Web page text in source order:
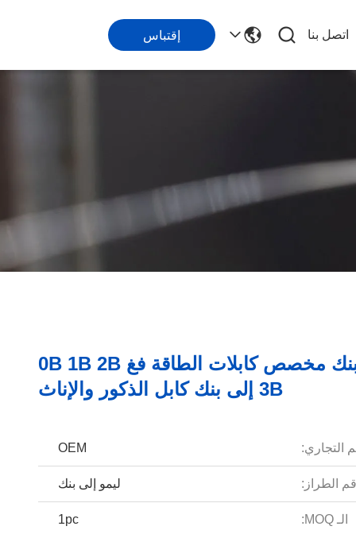
اتصل بنا إقتباس
ليمو إلى بنك مخصص كابلات الطاقة فغ 0B 1B 2B
3B إلى بنك كابل الذكور والإناث
التجاري: OEM
الطراز: ليمو إلى بنك
الـ MOQ: 1pc